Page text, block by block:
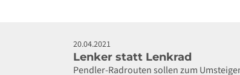
20.04.2021
Lenker statt Lenkrad
Pendler-Radrouten sollen zum